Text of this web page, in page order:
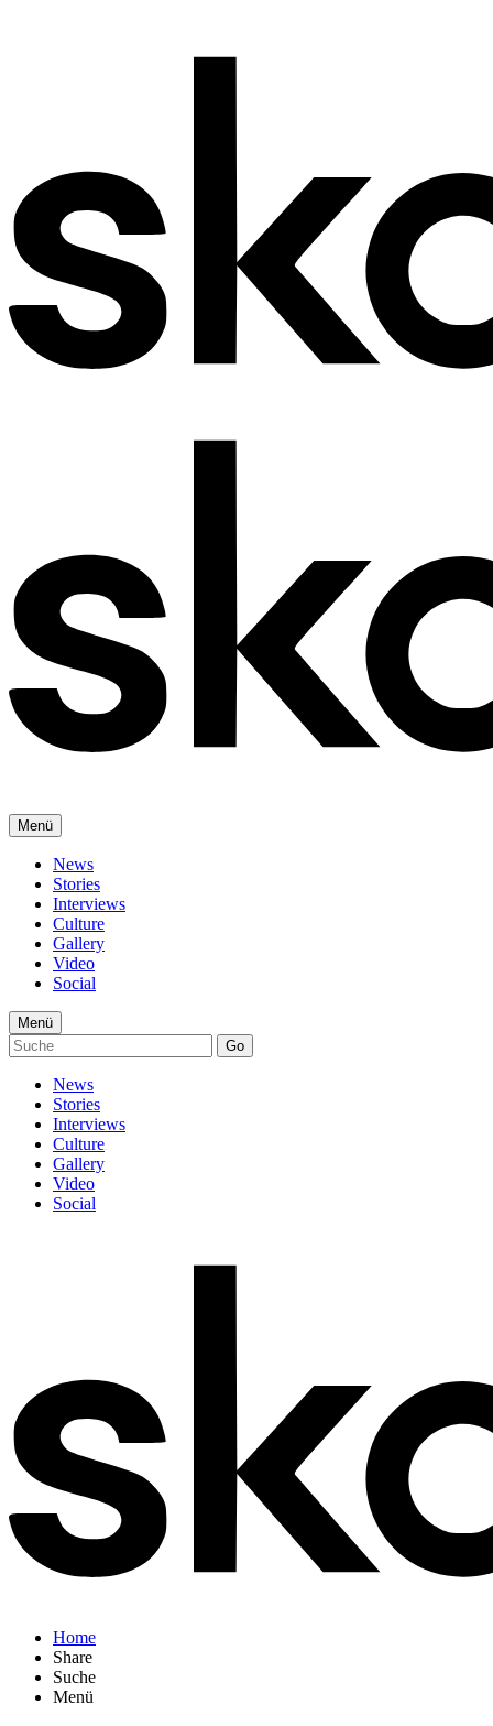
Menü
News
Stories
Interviews
Culture
Gallery
Video
Social
Menü
Go
News
Stories
Interviews
Culture
Gallery
Video
Social
Home
Share
Suche
Menü